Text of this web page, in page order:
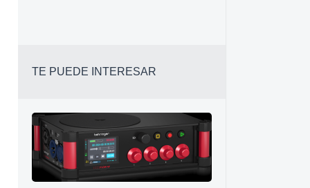
TE PUEDE INTERESAR